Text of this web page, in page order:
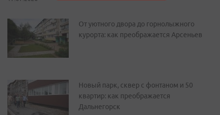
От уютного двора до горнолыжного
курорта: как преображается Арсеньев
Новый парк, сквер с фонтаном и 50
квартир: как преображается
Дальнегорск